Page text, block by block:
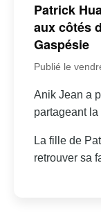
Patrick
aux côtés
Gaspésie
Publié le
Anik Jean a
partageant
La fille de
retrouver sa